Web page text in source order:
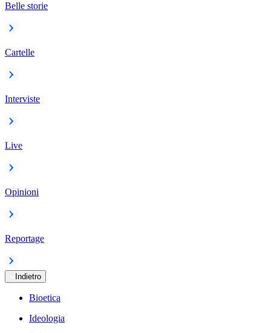
Belle storie
Cartelle
Interviste
Live
Opinioni
Reportage
Indietro
Bioetica
Ideologia